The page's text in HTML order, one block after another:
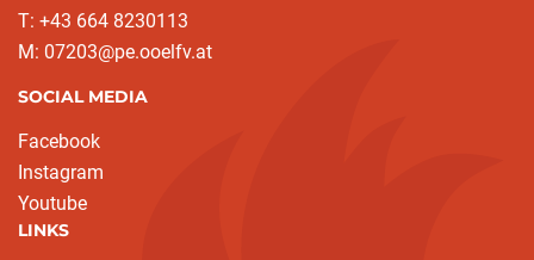
T: +43 664 8230113
M: 07203@pe.ooelfv.at
SOCIAL MEDIA
Facebook
Instagram
Youtube
LINKS